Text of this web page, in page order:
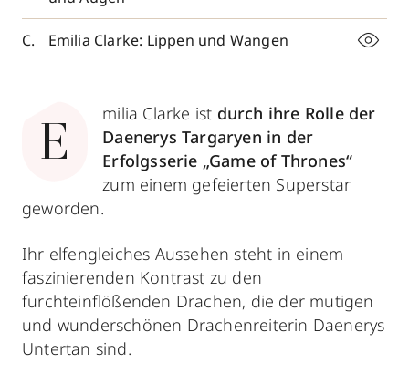
Emilia Clarke: Lippen und Wangen
E
milia Clarke ist durch ihre Rolle der
Daenerys Targaryen in der
Erfolgsserie „Game of Thrones“
zum einem gefeierten Superstar
geworden.
Ihr elfengleiches Aussehen steht in einem
faszinierenden Kontrast zu den
furchteinflößenden Drachen, die der mutigen
und wunderschönen Drachenreiterin Daenerys
Untertan sind.